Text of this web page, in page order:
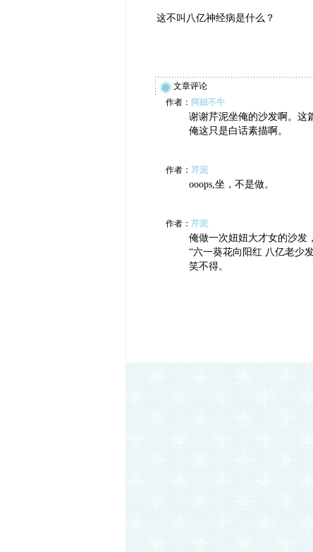
这不叫八亿神经病是什么？
文章评论
作者： 阿妞不牛
谢谢芹泥坐俺的沙发啊。这
俺这只是白话素描啊。
作者： 芹泥
ooops,坐，不是做。
作者： 芹泥
俺做一次妞妞大才女的沙发
“六一葵花向阳红 八亿老少
笑不得。